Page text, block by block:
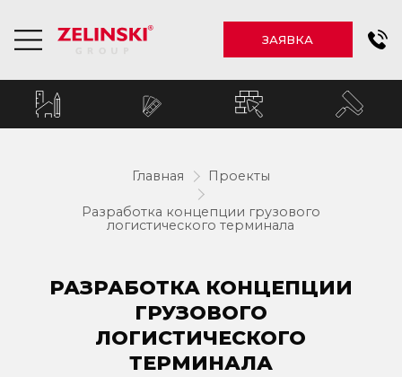
ЗАЯВКА
Главная Проекты
Разработка концепции грузового
логистического терминала
РАЗРАБОТКА КОНЦЕПЦИИ
ГРУЗОВОГО
ЛОГИСТИЧЕСКОГО
ТЕРМИНАЛА